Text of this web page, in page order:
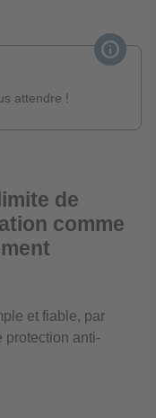
attendre !
de
comme
et fiable, par
protection anti-